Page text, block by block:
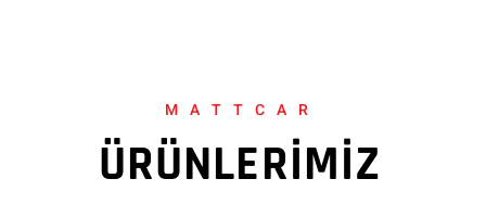
MATTCAR
ÜRÜNLERİMİZ